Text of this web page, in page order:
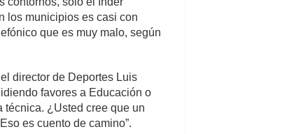
los municipios es casi con
que es muy malo, según
director de Deportes Luis
favores a Educación o
técnica. ¿Usted cree que un
es cuento de camino”.